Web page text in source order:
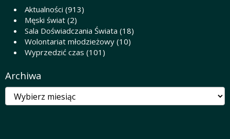
Aktualności (913)
Męski świat (2)
Sala Doświadczania Świata (18)
Wolontariat młodzieżowy (10)
Wyprzedzić czas (101)
Archiwa
Archiwa